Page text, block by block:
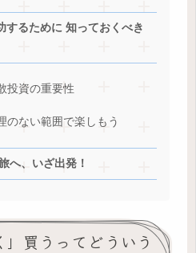
するために 知っておくべき
投資の重要性
のない範囲で楽しもう
へ、いざ出発！
買うってどういう